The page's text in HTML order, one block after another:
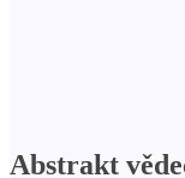
Abstrakt